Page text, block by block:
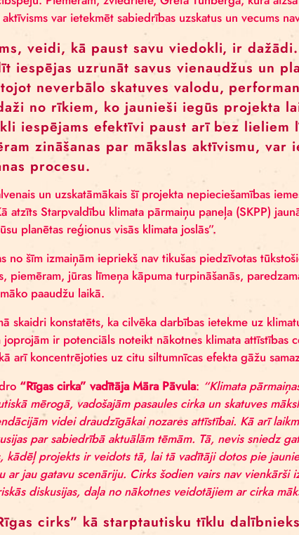
Viens no iemesliem, kādēļ “Rīgas cirks” saskata
kultūras telpas, ir manāms iztrūkums jaunradē,
auditorijai paredzētais kultūras produktu klāsts ir
saturs nereti spēj sasniegt auditoriju, kura citādi
pasākumus, un tādēļ šī var būt efektīga platforma
un laikmetīgā cirka attīstībai.
Tāpat, Latvijā joprojām ir novērojama sabiedrības
cīnītājs” un cilvēks saviem spēkiem nevar
neuzdrīkstēties skaļi paust savu nostāju. Svarīgi
celt individuālā un kolektīvā spēka pašapziņu.
organizēti un efektīgi paust savu viedokli. Ir
viegla piekļuve tā metodēm un rīkiem, jaunieši
savu rīcībspēju. Piemēram, zviedriete, Grēta
tam, ka aktīvisms var ietekmēt sabiedrības
Protams, veidi, kā paust savu
parādīt iespējas uzrunāt savus
pielietojot neverbālo skatuves
tikai daži no rīkiem, ko jaunieši
viedokli iespējams efektīvi paust arī
piemēram zināšanas par mākslas
paušanas procesu.
Taču galvenais un uzskatāmākais šī projekta
jomā. Kā atzīts Starpvaldību klimata pārmaiņu
visus mūsu planētas reģionus visās klimata joslās”.